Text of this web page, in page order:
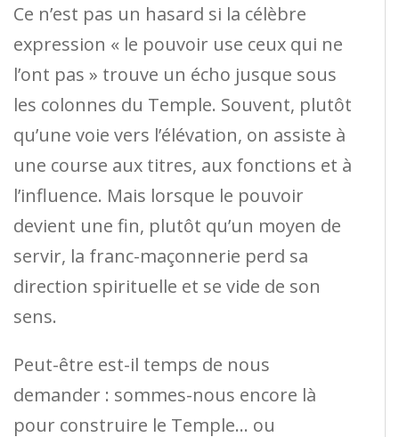
Ce n’est pas un hasard si la célèbre
expression « le pouvoir use ceux qui ne
l’ont pas » trouve un écho jusque sous
les colonnes du Temple. Souvent, plutôt
qu’une voie vers l’élévation, on assiste à
une course aux titres, aux fonctions et à
l’influence. Mais lorsque le pouvoir
devient une fin, plutôt qu’un moyen de
servir, la franc-maçonnerie perd sa
direction spirituelle et se vide de son
sens.
Peut-être est-il temps de nous
demander : sommes-nous encore là
pour construire le Temple… ou